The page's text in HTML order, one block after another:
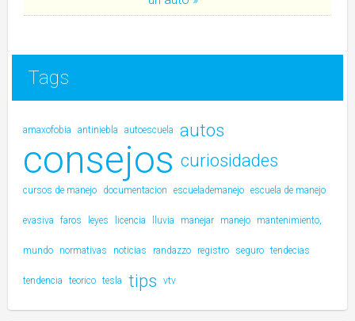
Tags
amaxofobia antiniebla autoescuela autos
consejos curiosidades
cursos de manejo documentacion escuelademanejo escuela de manejo
evasiva faros leyes licencia lluvia manejar manejo mantenimiento,
mundo normativas noticias randazzo registro seguro tendecias
tendencia teorico tesla tips vtv